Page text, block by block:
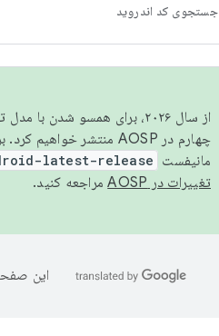
جستجوی کد اندروید
از سال ۲۰۲۶، برای همسو
چهارم در AOSP منتشر خواهیم کرد. برای ساخت و مشارکت در AOSP،
مانیفست latest-release
تغییرات در AOSP
مراجعه کنید.
این